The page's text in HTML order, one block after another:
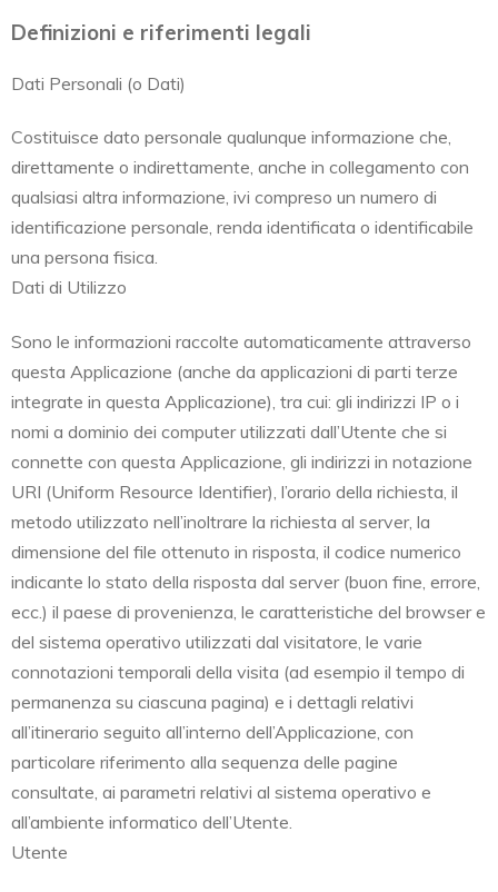
Definizioni e riferimenti legali
Dati Personali (o Dati)
Costituisce dato personale qualunque informazione che,
direttamente o indirettamente, anche in collegamento con
qualsiasi altra informazione, ivi compreso un numero di
identificazione personale, renda identificata o identificabile
una persona fisica.
Dati di Utilizzo
Sono le informazioni raccolte automaticamente attraverso
questa Applicazione (anche da applicazioni di parti terze
integrate in questa Applicazione), tra cui: gli indirizzi IP o i
nomi a dominio dei computer utilizzati dall’Utente che si
connette con questa Applicazione, gli indirizzi in notazione
URI (Uniform Resource Identifier), l’orario della richiesta, il
metodo utilizzato nell’inoltrare la richiesta al server, la
dimensione del file ottenuto in risposta, il codice numerico
indicante lo stato della risposta dal server (buon fine, errore,
ecc.) il paese di provenienza, le caratteristiche del browser e
del sistema operativo utilizzati dal visitatore, le varie
connotazioni temporali della visita (ad esempio il tempo di
permanenza su ciascuna pagina) e i dettagli relativi
all’itinerario seguito all’interno dell’Applicazione, con
particolare riferimento alla sequenza delle pagine
consultate, ai parametri relativi al sistema operativo e
all’ambiente informatico dell’Utente.
Utente